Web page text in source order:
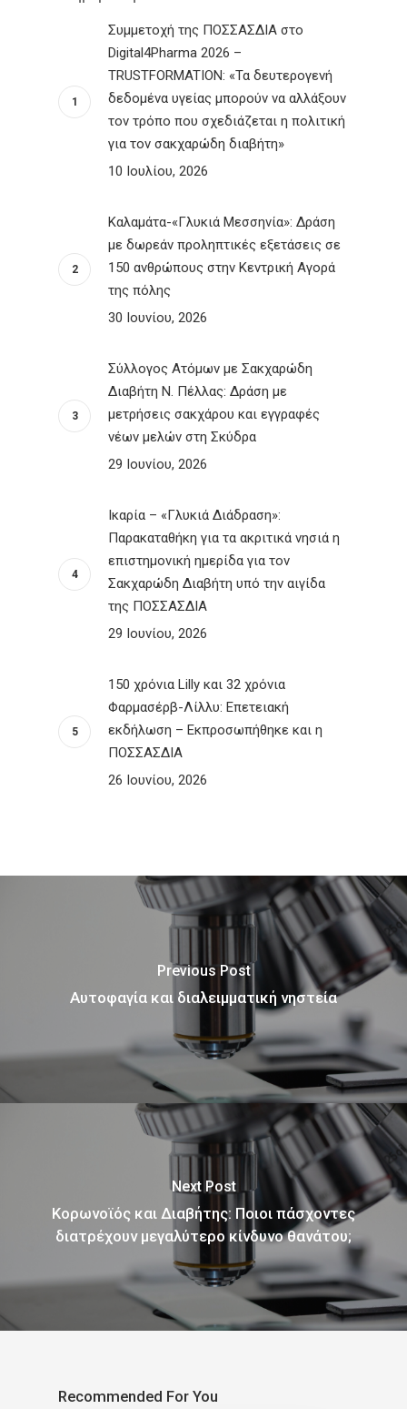
Συμμετοχή της ΠΟΣΣΑΣΔΙΑ στο
Digital4Pharma 2026 –
TRUSTFORMATION: «Τα δευτερογενή
δεδομένα υγείας μπορούν να αλλάξουν
τον τρόπο που σχεδιάζεται η πολιτική
για τον σακχαρώδη διαβήτη»
10 Ιουλίου, 2026
Καλαμάτα-«Γλυκιά Μεσσηνία»: Δράση
με δωρεάν προληπτικές εξετάσεις σε
150 ανθρώπους στην Κεντρική Αγορά
της πόλης
30 Ιουνίου, 2026
Σύλλογος Ατόμων με Σακχαρώδη
Διαβήτη Ν. Πέλλας: Δράση με
μετρήσεις σακχάρου και εγγραφές
νέων μελών στη Σκύδρα
29 Ιουνίου, 2026
Ικαρία – «Γλυκιά Διάδραση»:
Παρακαταθήκη για τα ακριτικά νησιά η
επιστημονική ημερίδα για τον
Σακχαρώδη Διαβήτη υπό την αιγίδα
της ΠΟΣΣΑΣΔΙΑ
29 Ιουνίου, 2026
150 χρόνια Lilly και 32 χρόνια
Φαρμασέρβ-Λίλλυ: Eπετειακή
εκδήλωση – Εκπροσωπήθηκε και η
ΠΟΣΣΑΣΔΙΑ
26 Ιουνίου, 2026
Previous Post
Αυτοφαγία και διαλειμματική νηστεία
Next Post
Κορωνοϊός και Διαβήτης: Ποιοι πάσχοντες
διατρέχουν μεγαλύτερο κίνδυνο θανάτου;
Recommended For You